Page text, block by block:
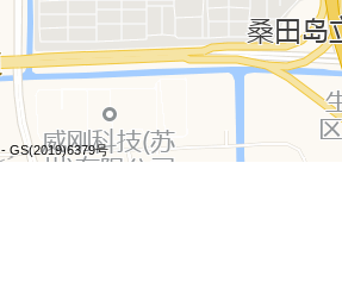
- GS(2019)6379号